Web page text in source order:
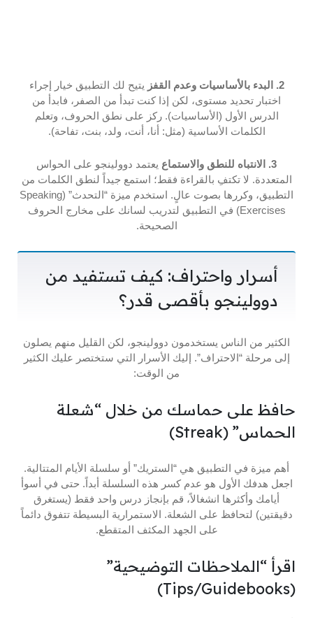
2. البدء بالأساسيات وعدم القفز
يتيح لك التطبيق خيار إجراء
اختبار تحديد مستوى، لكن إذا كنت تبدأ من الصفر، فابدأ من
الدرس الأول (الأساسيات). ركز على نطق الحروف، وتعلم
الكلمات الأساسية (مثل: أنا، أنت، ولد، بنت، تفاحة).
3. الانتباه للنطق والاستماع
يعتمد دوولينجو على الحواس
المتعددة. لا تكتفِ بالقراءة فقط؛ استمع جيداً لنطق الكلمات من
التطبيق، وكررها بصوت عالٍ. استخدم ميزة “التحدث” (Speaking
Exercises) في التطبيق لتدريب لسانك على مخارج الحروف
الصحيحة.
أسرار واحتراف: كيف تستفيد من
دوولينجو بأقصى قدر؟
الكثير من الناس يستخدمون دوولينجو، لكن القليل منهم يصلون
إلى مرحلة “الاحتراف”. إليك الأسرار التي ستختصر عليك الكثير
من الوقت:
حافظ على حماسك من خلال “شعلة
الحماس” (Streak)
أهم ميزة في التطبيق هي “الستريك” أو سلسلة الأيام المتتالية.
اجعل هدفك الأول هو عدم كسر هذه السلسلة أبداً. حتى في أسوأ
أيامك وأكثرها انشغالاً، قم بإنجاز درس واحد فقط (يستغرق
دقيقتين) لتحافظ على الشعلة. الاستمرارية البسيطة تتفوق دائماً
على الجهد المكثف المتقطع.
اقرأ “الملاحظات التوضيحية”
(Tips/Guidebooks)